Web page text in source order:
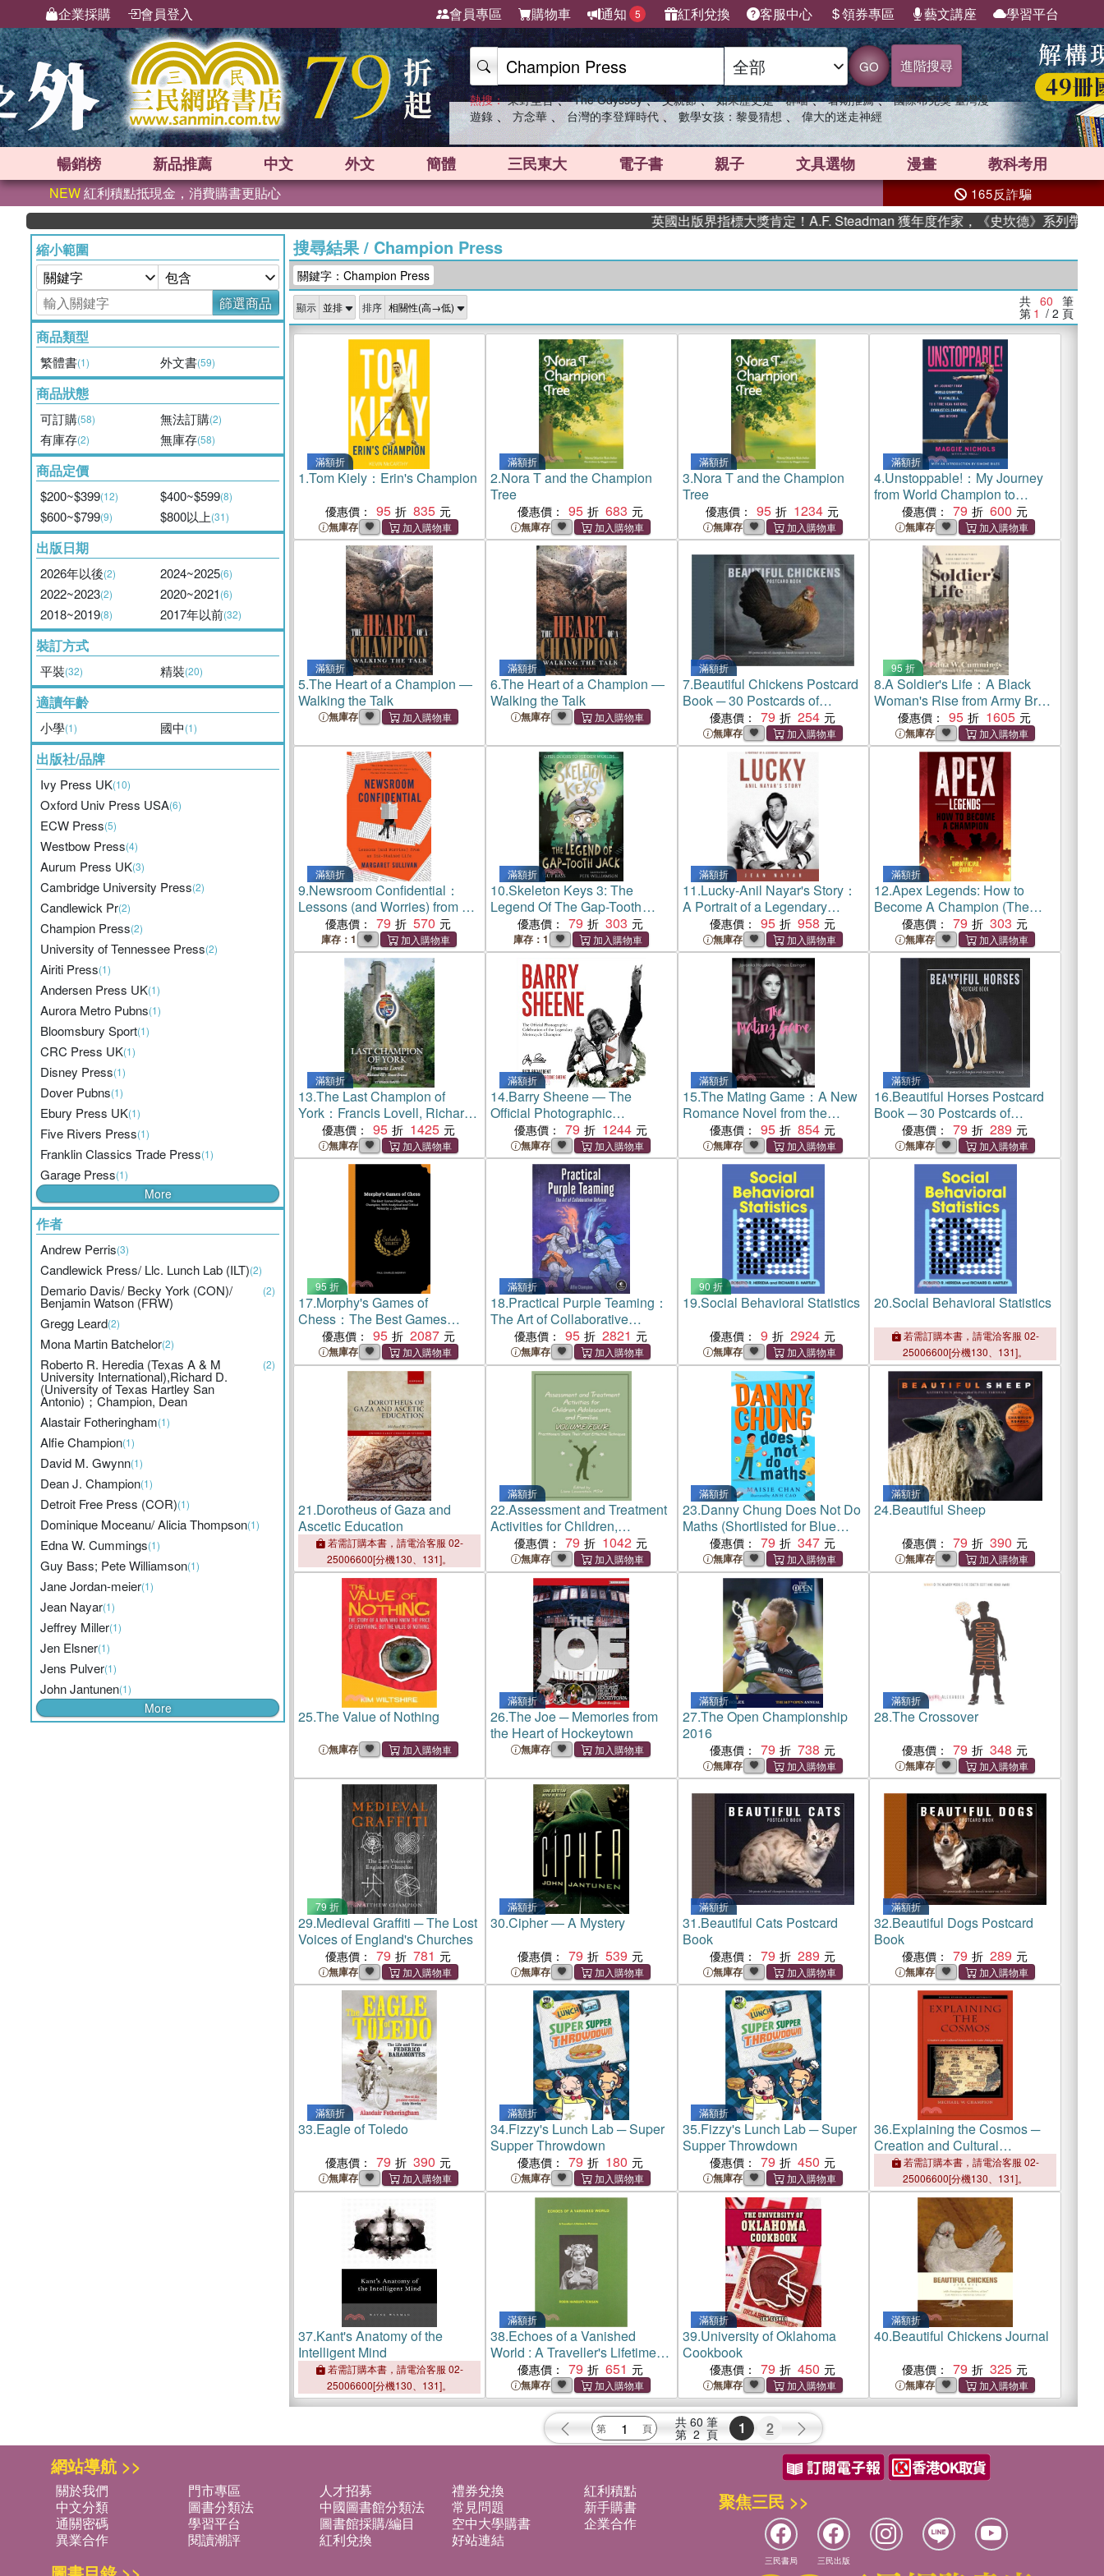
企業採購 會員登入 會員專區 購物車 通知 5 紅利兌換 客服中心 領券專區 藝文講座 學習平台
GO 進階搜尋
熱搜： 東野圭吾 、 The Odyssey 、 父親節 、 如果歷史是一群喵 、 暑期推薦 、 國際布克獎 臺灣漫
遊錄 、 方念華 、 台灣的李登輝時代 、 數學女孩：黎曼猜想 、 偉大的迷走神經
暢銷榜 新品推薦 中文 外文 簡體 三民東大 電子書 親子 文具選物 漫畫 教科考用
NEW紅利積點抵現金，消費購書更貼心 165反詐騙
英國出版界指標大獎肯定！A.F. Steadman 獲年度作家，《史坎德》系列帶你踏上熱血奇
縮小範圍
篩選商品
商品類型
繁體書(1) 外文書(59)
商品狀態
可訂購(58) 無法訂購(2)
有庫存(2) 無庫存(58)
商品定價
$200~$399(12) $400~$599(8)
$600~$799(9) $800以上(31)
出版日期
2026年以後(2) 2024~2025(6)
2022~2023(2) 2020~2021(6)
2018~2019(8) 2017年以前(32)
裝訂方式
平裝(32) 精裝(20)
適讀年齡
小學(1) 國中(1)
出版社/品牌
Ivy Press UK(10)
Oxford Univ Press USA(6)
ECW Press(5)
Westbow Press(4)
Aurum Press UK(3)
Cambridge University Press(2)
Candlewick Pr(2)
Champion Press(2)
University of Tennessee Press(2)
Airiti Press(1)
Andersen Press UK(1)
Aurora Metro Pubns(1)
Bloomsbury Sport(1)
CRC Press UK(1)
Disney Press(1)
Dover Pubns(1)
Ebury Press UK(1)
Five Rivers Press(1)
Franklin Classics Trade Press(1)
Garage Press(1)
More
作者
Andrew Perris(3)
Candlewick Press/ Llc. Lunch Lab (ILT)(2)
Demario Davis/ Becky York (CON)/
Benjamin Watson (FRW)
(2)
Gregg Leard(2)
Mona Martin Batchelor(2)
Roberto R. Heredia (Texas A & M
University International),Richard D.
(University of Texas Hartley San
Antonio)；Champion, Dean
(2)
Alastair Fotheringham(1)
Alfie Champion(1)
David M. Gwynn(1)
Dean J. Champion(1)
Detroit Free Press (COR)(1)
Dominique Moceanu/ Alicia Thompson(1)
Edna W. Cummings(1)
Guy Bass; Pete Williamson(1)
Jane Jordan-meier(1)
Jean Nayar(1)
Jeffrey Miller(1)
Jen Elsner(1)
Jens Pulver(1)
John Jantunen(1)
More
搜尋結果/ Champion Press
關鍵字：Champion Press
顯示 排序 共 60 筆
第 1 / 2 頁
滿額折
1.Tom Kiely：Erin's Champion
優惠價： 95 835
無庫存
滿額折
2.Nora T and the Champion
Tree
優惠價： 95 683
無庫存
滿額折
3.Nora T and the Champion
Tree
優惠價： 95 1234
無庫存
滿額折
4.Unstoppable!：My Journey
from World Champion to
Athlete A to 8-Time NCAA
National Gymnastics
Champion and Beyond
優惠價： 79 600
無庫存
滿額折
5.The Heart of a Champion ―
Walking the Talk
無庫存
滿額折
6.The Heart of a Champion ―
Walking the Talk
無庫存
滿額折
7.Beautiful Chickens Postcard
Book ─ 30 Postcards of
Champion Breeds
優惠價： 79 254
無庫存
95 折
8.A Soldier's Life：A Black
Woman's Rise from Army Brat
to Six Triple Eight Champion
優惠價： 95 1605
無庫存
滿額折
9.Newsroom Confidential：
Lessons (and Worries) from an
Ink-Stained Life
優惠價： 79 570
庫存：1
滿額折
10.Skeleton Keys 3: The
Legend Of The Gap-Tooth
優惠價： 79 303
庫存：1
滿額折
11.Lucky-Anil Nayar's Story：
A Portrait of a Legendary
Squash Champion
優惠價： 95 958
無庫存
滿額折
12.Apex Legends: How to
Become A Champion (The
Unofficial Guide)
優惠價： 79 303
無庫存
滿額折
13.The Last Champion of
York：Francis Lovell, Richard
III's Truest Friend
優惠價： 95 1425
無庫存
滿額折
14.Barry Sheene ― The
Official Photographic
Celebration of the Legendary
Motorcycle Champion
優惠價： 79 1244
無庫存
滿額折
15.The Mating Game：A New
Romance Novel from the
British Women's Chess
Champion
優惠價： 95 854
無庫存
滿額折
16.Beautiful Horses Postcard
Book ─ 30 Postcards of
Champion Breeds to Keep or
to Send
優惠價： 79 289
無庫存
95 折
17.Morphy's Games of
Chess：The Best Games
Played by the Champion, with
Analytical and Critical Notes
by J. Loewenthal
優惠價： 95 2087
無庫存
滿額折
18.Practical Purple Teaming：
The Art of Collaborative
Defense
優惠價： 95 2821
無庫存
90 折
19.Social Behavioral Statistics
優惠價： 9 2924
無庫存
20.Social Behavioral Statistics
若需訂購本書，請電洽客服 02-
25006600[分機130、131]。
21.Dorotheus of Gaza and
Ascetic Education
若需訂購本書，請電洽客服 02-
25006600[分機130、131]。
滿額折
22.Assessment and Treatment
Activities for Children,
Adolescents, and Families：
Volume 4: Practitioners Share
Their Most Effective
Techniques
優惠價： 79 1042
無庫存
滿額折
23.Danny Chung Does Not Do
Maths (Shortlisted for Blue
Peter Book Awards 2022)
優惠價： 79 347
無庫存
滿額折
24.Beautiful Sheep
優惠價： 79 390
無庫存
25.The Value of Nothing
無庫存
滿額折
26.The Joe ─ Memories from
the Heart of Hockeytown
無庫存
滿額折
27.The Open Championship
2016
優惠價： 79 738
無庫存
滿額折
28.The Crossover
優惠價： 79 348
無庫存
79 折
29.Medieval Graffiti ─ The Lost
Voices of England's Churches
優惠價： 79 781
無庫存
滿額折
30.Cipher ― A Mystery
優惠價： 79 539
無庫存
滿額折
31.Beautiful Cats Postcard
Book
優惠價： 79 289
無庫存
滿額折
32.Beautiful Dogs Postcard
Book
優惠價： 79 289
無庫存
滿額折
33.Eagle of Toledo
優惠價： 79 390
無庫存
滿額折
34.Fizzy's Lunch Lab ─ Super
Supper Throwdown
優惠價： 79 180
無庫存
滿額折
35.Fizzy's Lunch Lab ─ Super
Supper Throwdown
優惠價： 79 450
無庫存
36.Explaining the Cosmos ─
Creation and Cultural
Interaction in Late-Antique
Gaza
若需訂購本書，請電洽客服 02-
25006600[分機130、131]。
37.Kant's Anatomy of the
Intelligent Mind
若需訂購本書，請電洽客服 02-
25006600[分機130、131]。
滿額折
38.Echoes of a Vanished
World : A Traveller's Lifetime in
Pictures優惠價： 79 651
無庫存
滿額折
39.University of Oklahoma
Cookbook
優惠價： 79 450
無庫存
滿額折
40.Beautiful Chickens Journal
優惠價： 79 325
無庫存
共 60 筆
第 2 頁 1 2
網站導航 >>
關於我們 門市專區 人才招募 禮券兌換
紅利積點
中文分類
圖書分類法 中國圖書館分類法 常見問題
新手購書
通關密碼
學習平台 圖書館採購/編目 空中大學購書
企業合作
異業合作
閱讀潮評 紅利兌換 好站連結
聚焦三民 >>
三民書局 三民出版